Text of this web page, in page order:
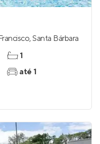
,Santa Bárbara
1
até 1